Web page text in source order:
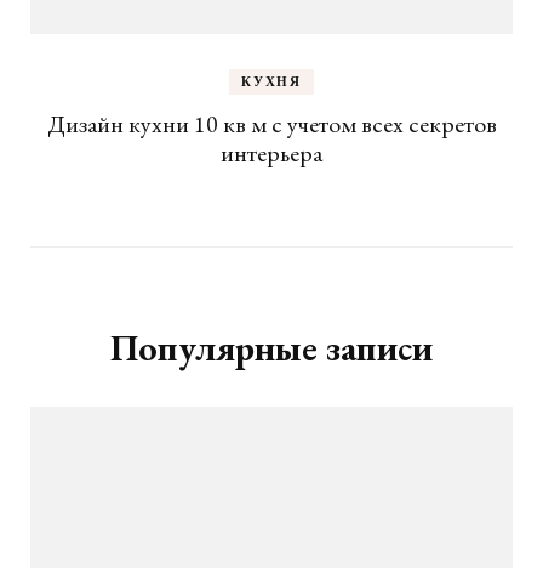
КУХНЯ
Дизайн кухни 10 кв м с учетом всех секретов
интерьера
Популярные записи